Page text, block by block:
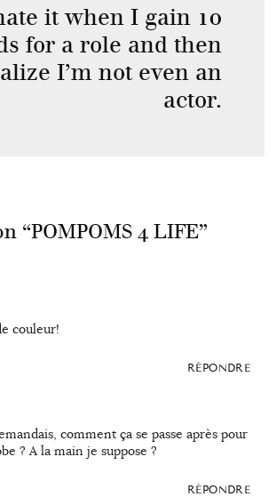
it when I gain 10
for a role and then
I’m not even an
actor.
“POMPOMS 4 LIFE”
couleur!
RÉPONDRE
comment ça se passe après pour
? A la main je suppose ?
RÉPONDRE